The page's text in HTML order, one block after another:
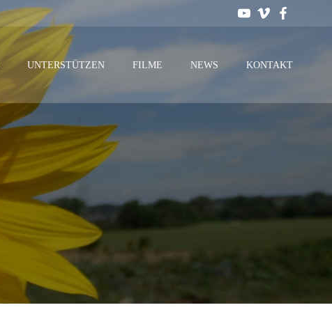
UNTERSTÜTZEN FILME NEWS KONTAKT